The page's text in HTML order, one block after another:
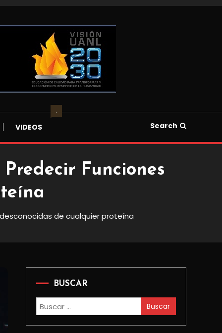
VIDEOS
.
Search
Funciones
de cualquier proteína
BUSCAR
Buscar: